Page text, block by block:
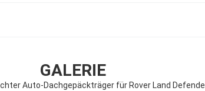
GALERIE
Auto-Dachgepäckträger für Rover Land